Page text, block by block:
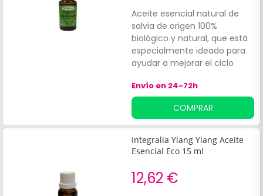
Aceite esencial natural de
salvia de origen 100%
biológico y natural, que está
especialmente ideado para
ayudar a mejorar el ciclo
relacionados con la
menopausia, gracias a sus
propiedades antibacterianas
y antivirales. Está presentado
en un práctico bote con
difusor con cuentagotas
Envío en 24-72h
COMPRAR
Integralia Ylang Ylang Aceite
Esencial Eco 15 ml
12,62 €